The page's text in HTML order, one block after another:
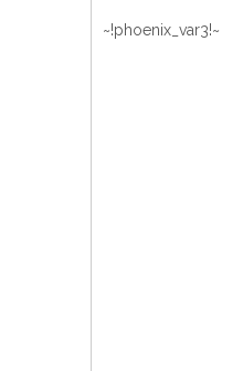
~!phoenix_var3!~